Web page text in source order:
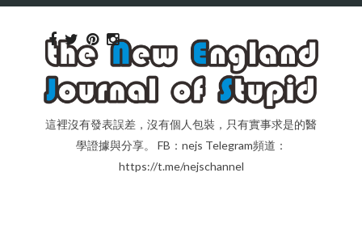
這裡沒有發表誤差，沒有個人包裝，只有實事求是的醫
學證據與分享。 FB：nejs Telegram頻道：
https://t.me/nejschannel